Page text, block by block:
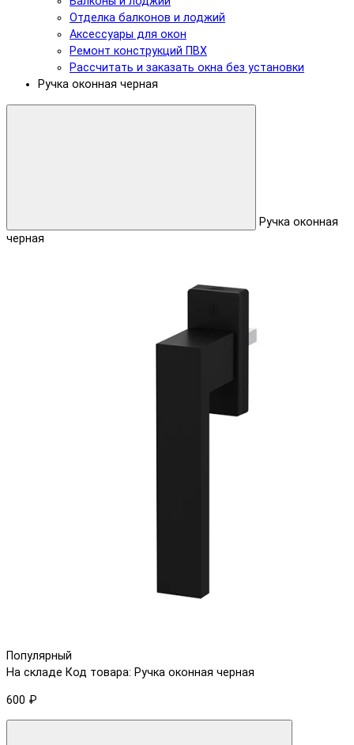
Отделка балконов и лоджий
Аксессуары для окон
Ремонт конструкций ПВХ
Рассчитать и заказать окна без установки
Ручка оконная черная
Ручка оконная
черная
Популярный
На складе Код товара: Ручка оконная черная
600 ₽